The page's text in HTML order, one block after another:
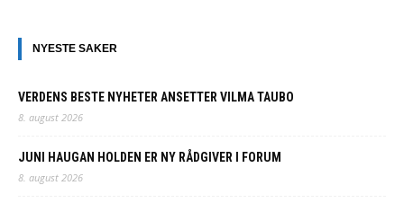
NYESTE SAKER
VERDENS BESTE NYHETER ANSETTER VILMA TAUBO
8. august 2026
JUNI HAUGAN HOLDEN ER NY RÅDGIVER I FORUM
8. august 2026